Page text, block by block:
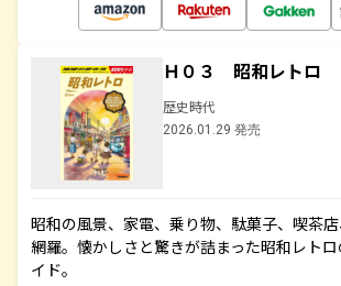
Ｈ０３ 昭和レトロ
歴史時代
2026.01.29 発売
昭和の風景、家電、乗り物、駄菓子、喫茶
網羅。懐かしさと驚きが詰まった昭和レト
イド。